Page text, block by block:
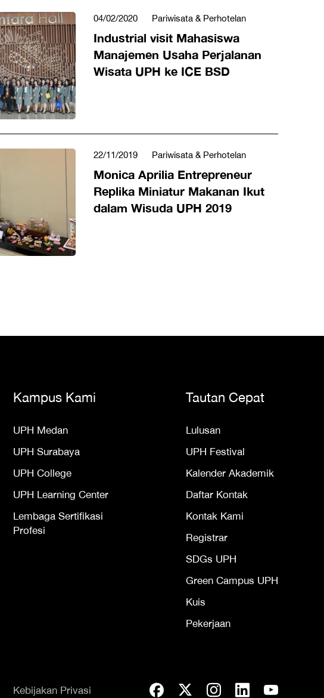
04/02/2020 Pariwisata & Perhotelan
Industrial visit Mahasiswa
Manajemen Usaha Perjalanan
Wisata UPH ke ICE BSD
22/11/2019 Pariwisata & Perhotelan
Monica Aprilia Entrepreneur
Replika Miniatur Makanan Ikut
dalam Wisuda UPH 2019
Kampus Kami
UPH Medan
UPH Surabaya
UPH College
UPH Learning Center
Lembaga Sertifikasi
Profesi
Tautan Cepat
Lulusan
UPH Festival
Kalender Akademik
Daftar Kontak
Kontak Kami
Registrar
SDGs UPH
Green Campus UPH
Kuis
Pekerjaan
Kebijakan Privasi